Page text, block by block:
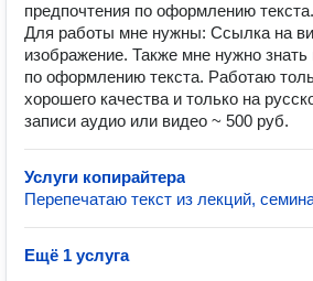
предпочтения по оформлению текста.
Для работы мне нужны: Ссылка на
изображение. Также мне нужно
по оформлению текста. Работаю
хорошего качества и только на
записи аудио или видео ~ 500 руб.
Услуги копирайтера
Перепечатаю текст из лекций,
Ещё 1 услуга